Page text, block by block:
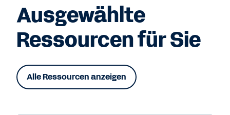
Ausgewählte
Ressourcen für Sie
Alle Ressourcen anzeigen